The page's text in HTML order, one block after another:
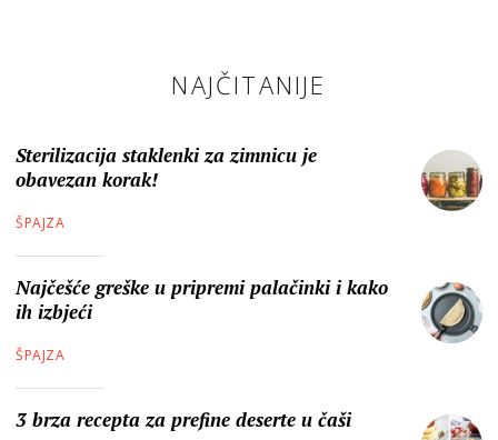
NAJČITANIJE
Sterilizacija staklenki za zimnicu je
obavezan korak!
ŠPAJZA
Najčešće greške u pripremi palačinki i kako
ih izbjeći
ŠPAJZA
3 brza recepta za prefine deserte u čaši